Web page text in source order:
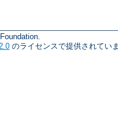
のライセンスで提供されてい